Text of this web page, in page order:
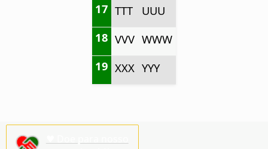
17 TTT
UUU
18 VVV WWW
19 XXX YYY